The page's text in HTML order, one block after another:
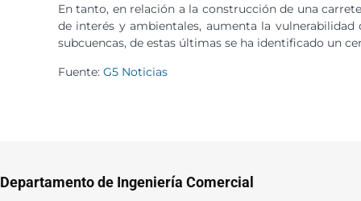
En tanto, en relación a la construcción de una
de interés y ambientales, aumenta la
subcuencas, de estas últimas se ha identificado un
Fuente: G5 Noticias
Departamento de Ingeniería Comercial